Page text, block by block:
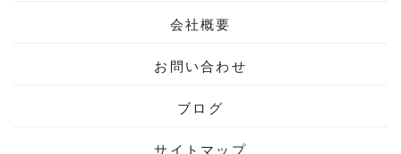
会社概要
お問い合わせ
ブログ
サイトマップ